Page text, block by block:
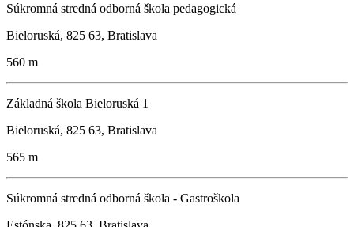
Súkromná stredná odborná škola pedagogická
Bieloruská, 825 63, Bratislava
560 m
Základná škola Bieloruská 1
Bieloruská, 825 63, Bratislava
565 m
Súkromná stredná odborná škola - Gastroškola